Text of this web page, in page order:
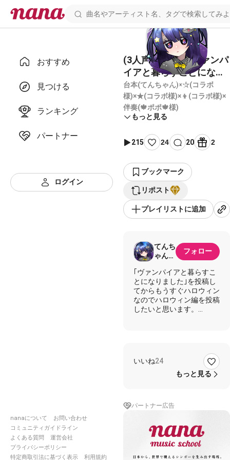
おすすめ
見つける
ランキング
パートナー
ログイン
nanaについて
お問い合わせ
コミュニティガイドライン
よくある質問
運営会社
プライバシーポリシー
特定商取引法に基づく表示
利用規約
(3人声劇)第2弾｢ヴァンパ
イアと暮らすことになり
ました～ハロウィン編～｣
台本(てんちゃん)×☆(コラボ
様)×★(コラボ様)×👦(コラボ様)×
伴奏(🍁ポポ🍁様)
もっと見る
215 24 20 2
ブックマーク
リポスト
プレイリストに追加
てんち
ゃん👼‎
シリー
ズ台本
「ヴァ
ンパイ
アと暮
血兄弟
編
日に完
フォロー
｢ヴァンパイアと暮らすこ
とになりました｣を投稿し
てからもうすぐハロウィン
なのでハロウィン編を投稿
したいと思います。
music.com/sounds/
第4弾「ヴァンパイアと暮
らすことになりました」～
いいね24
もっと見る
パートナー広告